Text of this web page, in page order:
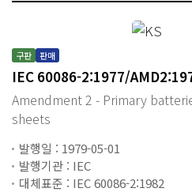
구판 판매
IEC 60086-2:1977/
Amendment 2 - Primary
sheets
발행일 : 1979-05-01
발행기관 : IEC
대체표준 : IEC 60086-2:1982